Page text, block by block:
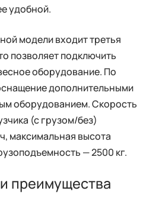
удобной.
модели входит третья
позволяет подключить
оборудование. По
дополнительными
оборудованием. Скорость
(с грузом/без)
максимальная высота
— 2500 кг.
преимущества